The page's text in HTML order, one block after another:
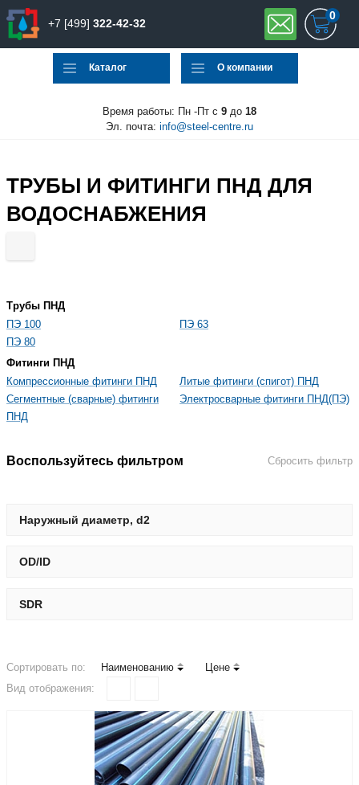
+7 [499] 322-42-32
0
Каталог О компании
Время работы: Пн -Пт с 9 до 18
Эл. почта: info@steel-centre.ru
ТРУБЫ И ФИТИНГИ ПНД ДЛЯ
ВОДОСНАБЖЕНИЯ
Трубы ПНД
ПЭ 100
ПЭ 63
ПЭ 80
Фитинги ПНД
Компрессионные фитинги ПНД
Литые фитинги (спигот) ПНД
Сегментные (сварные) фитинги
ПНД
Электросварные фитинги ПНД(ПЭ)
Воспользуйтесь фильтром Сбросить фильтр
Наружный диаметр, d2
OD/ID
SDR
Сортировать по: Наименованию
Цене
Вид отображения: